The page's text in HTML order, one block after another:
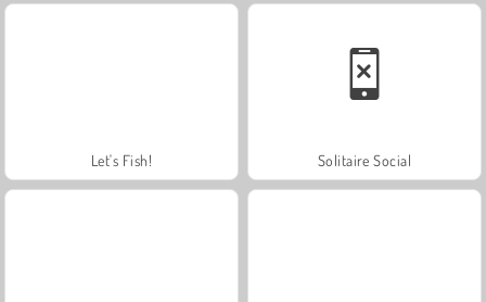
Let's Fish! Solitaire Social